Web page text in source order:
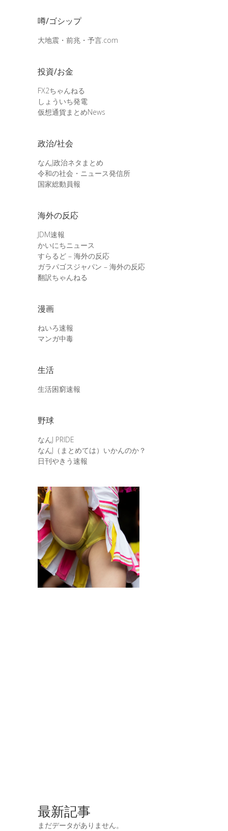
噂/ゴシップ
大地震・前兆・予言.com
投資/お金
FX2ちゃんねる
しょういち発電
仮想通貨まとめNews
政治/社会
なんJ政治ネタまとめ
令和の社会・ニュース発信所
国家総動員報
海外の反応
JDM速報
かいにちニュース
すらるど – 海外の反応
ガラパゴスジャパン – 海外の反応
翻訳ちゃんねる
漫画
ねいろ速報
マンガ中毒
生活
生活困窮速報
野球
なんJ PRIDE
なんJ（まとめては）いかんのか？
日刊やきう速報
最新記事
まだデータがありません。